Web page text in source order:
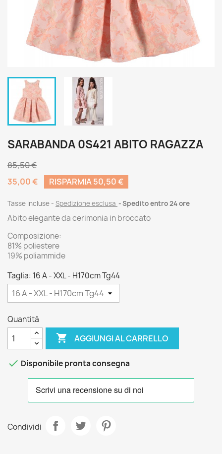
SARABANDA 0S421 ABITO RAGAZZA
85,50 €
35,00 €
RISPARMIA 50,50 €
Tasse incluse Spedizione esclusa Spedito entro 24 ore
Abito elegante da cerimonia in broccato
Composizione:
81% poliestere
19% poliammide
Taglia: 16 A - XXL - H170cm Tg44
Quantità
 AGGIUNGI AL CARRELLO
 Disponibile pronta consegna
Condividi